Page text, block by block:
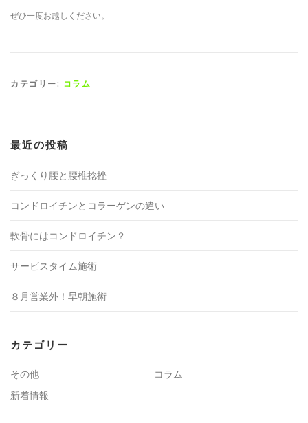
ぜひ一度お越しください。
カテゴリー: コラム
最近の投稿
ぎっくり腰と腰椎捻挫
コンドロイチンとコラーゲンの違い
軟骨にはコンドロイチン？
サービスタイム施術
８月営業外！早朝施術
カテゴリー
その他
コラム
新着情報